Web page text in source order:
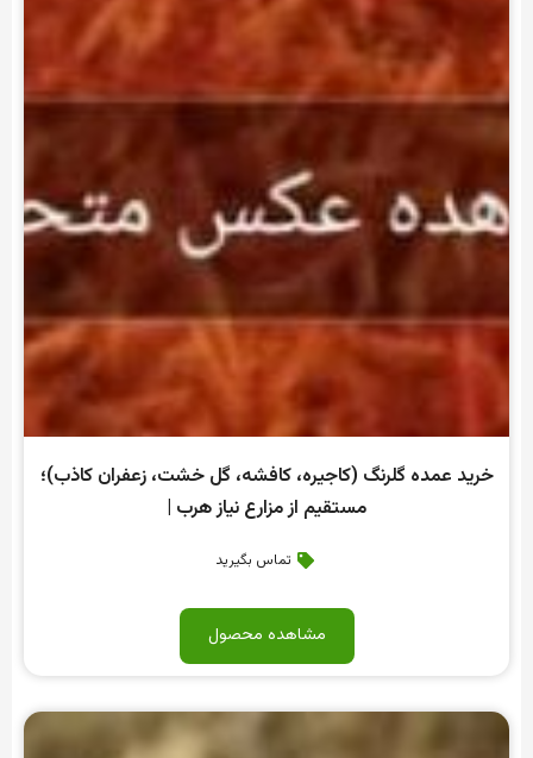
خرید عمده گلرنگ (کاجیره، کافشه، گل خشت، زعفران کاذب)؛
مستقیم از مزارع نیاز هرب |
تماس بگیرید
مشاهده محصول